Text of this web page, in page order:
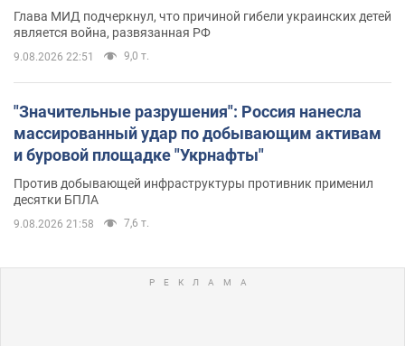
Глава МИД подчеркнул, что причиной гибели украинских детей
является война, развязанная РФ
9.08.2026 22:51 9,0 т.
"Значительные разрушения": Россия нанесла
массированный удар по добывающим активам
и буровой площадке "Укрнафты"
Против добывающей инфраструктуры противник применил
десятки БПЛА
9.08.2026 21:58 7,6 т.